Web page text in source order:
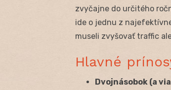
zvyčajne do určitého
ide o jednu z
museli zvyšovať traffic
Hlavné
Dvojnásobok (a